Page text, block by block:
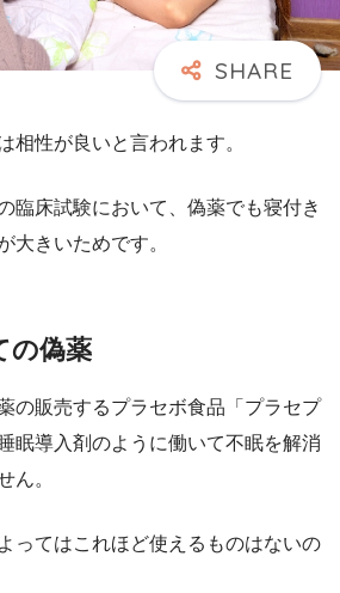
相性が良いと言われます。
臨床試験において、偽薬でも寝付き
大きいためです。
の偽薬
の販売するプラセボ食品「プラセプ
眠導入剤のように働いて不眠を解消
ん。
ってはこれほど使えるものはないの